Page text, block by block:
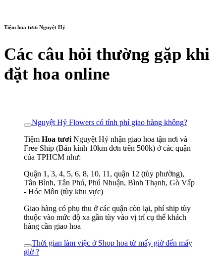
Tiệm hoa tươi Nguyệt Hỷ
Các câu hỏi thường gặp khi
đặt hoa online
Nguyệt Hỷ Flowers có tính phí giao hàng không?
Tiệm Hoa tươi Nguyệt Hỷ nhận giao hoa tận nơi và
Free Ship (Bán kính 10km đơn trên 500k) ở các quận
của TPHCM như:
Quận 1, 3, 4, 5, 6, 8, 10, 11, quận 12 (tùy phường),
Tân Bình, Tân Phú, Phú Nhuận, Bình Thạnh, Gò Vấp
- Hóc Môn (tùy khu vực)
Giao hàng có phụ thu ở các quận còn lại, phí ship tùy
thuộc vào mức độ xa gần tùy vào vị trí cụ thể khách
hàng cần giao hoa
Thời gian làm việc ở Shop hoa từ mấy giờ đến mấy
giờ ?